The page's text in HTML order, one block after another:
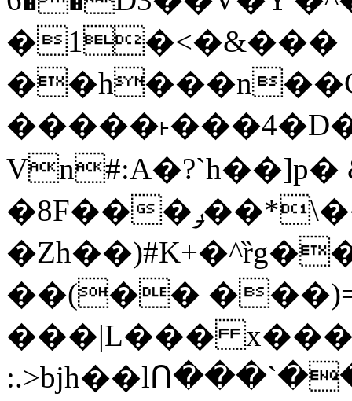
�1�<�&���
Vn#:A�?`h��]p�
�8F���ݛ��*\��U��S
��(��
���|L���